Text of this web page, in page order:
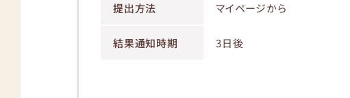
提出方法 マイページから
結果通知時期 3日後